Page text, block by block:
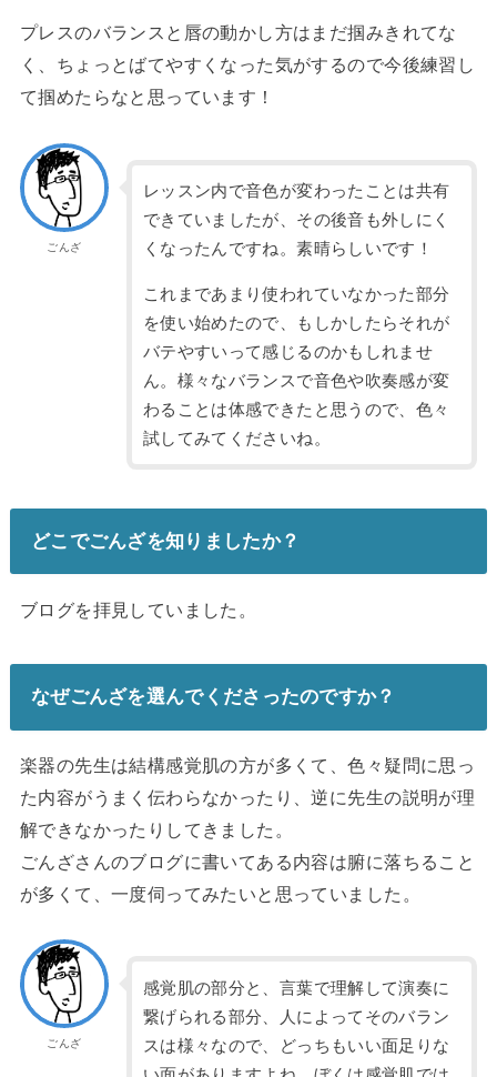
プレスのバランスと唇の動かし方はまだ掴みきれてな
く、ちょっとばてやすくなった気がするので今後練習し
て掴めたらなと思っています！
ごんざ
レッスン内で音色が変わったことは共有
できていましたが、その後音も外しにく
くなったんですね。素晴らしいです！
これまであまり使われていなかった部分
を使い始めたので、もしかしたらそれが
バテやすいって感じるのかもしれませ
ん。様々なバランスで音色や吹奏感が変
わることは体感できたと思うので、色々
試してみてくださいね。
どこでごんざを知りましたか？
ブログを拝見していました。
なぜごんざを選んでくださったのですか？
楽器の先生は結構感覚肌の方が多くて、色々疑問に思っ
た内容がうまく伝わらなかったり、逆に先生の説明が理
解できなかったりしてきました。
ごんざさんのブログに書いてある内容は腑に落ちること
が多くて、一度伺ってみたいと思っていました。
ごんざ
感覚肌の部分と、言葉で理解して演奏に
繋げられる部分、人によってそのバラン
スは様々なので、どっちもいい面足りな